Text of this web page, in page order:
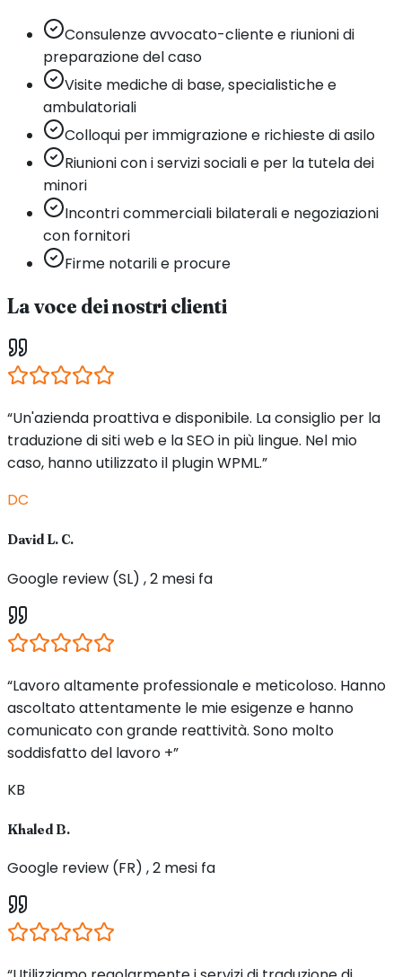
Consulenze avvocato-cliente e riunioni di
preparazione del caso
Visite mediche di base, specialistiche e
ambulatoriali
Colloqui per immigrazione e richieste di asilo
Riunioni con i servizi sociali e per la tutela dei
minori
Incontri commerciali bilaterali e negoziazioni
con fornitori
Firme notarili e procure
La voce dei nostri clienti
“Un'azienda proattiva e disponibile. La consiglio per la
traduzione di siti web e la SEO in più lingue. Nel mio
caso, hanno utilizzato il plugin WPML.”
DC
David L. C.
Google review (SL) , 2 mesi fa
“Lavoro altamente professionale e meticoloso. Hanno
ascoltato attentamente le mie esigenze e hanno
comunicato con grande reattività. Sono molto
soddisfatto del lavoro +”
KB
Khaled B.
Google review (FR) , 2 mesi fa